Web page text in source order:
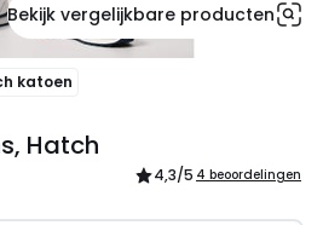
Bekijk vergelijkbare producten
katoen
Hatch
4,3/5 4 beoordelingen